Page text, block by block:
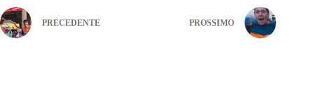
PRECEDENTE PROSSIMO